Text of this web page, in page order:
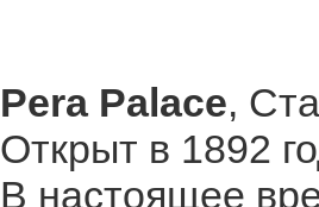
Pera Palace,
Открыт в 1892
В настоящее